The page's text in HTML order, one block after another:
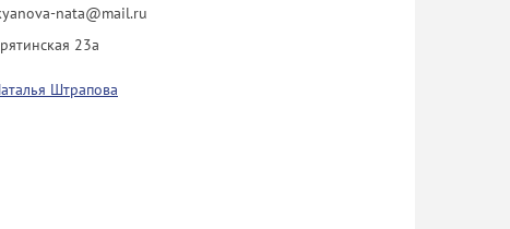
nata@mail.ru
23а
Штрапова